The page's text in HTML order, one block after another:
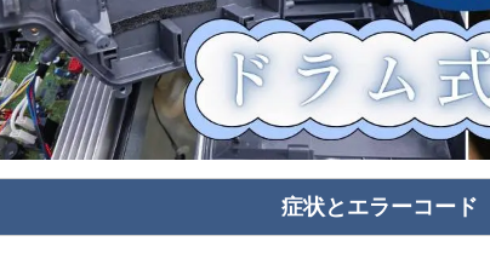
症状とエラーコード